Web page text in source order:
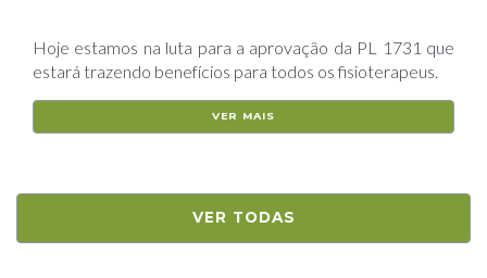
Hoje estamos na luta para a aprovação da PL 1731 que
estará trazendo benefícios para todos os fisioterapeus.
VER MAIS
VER TODAS